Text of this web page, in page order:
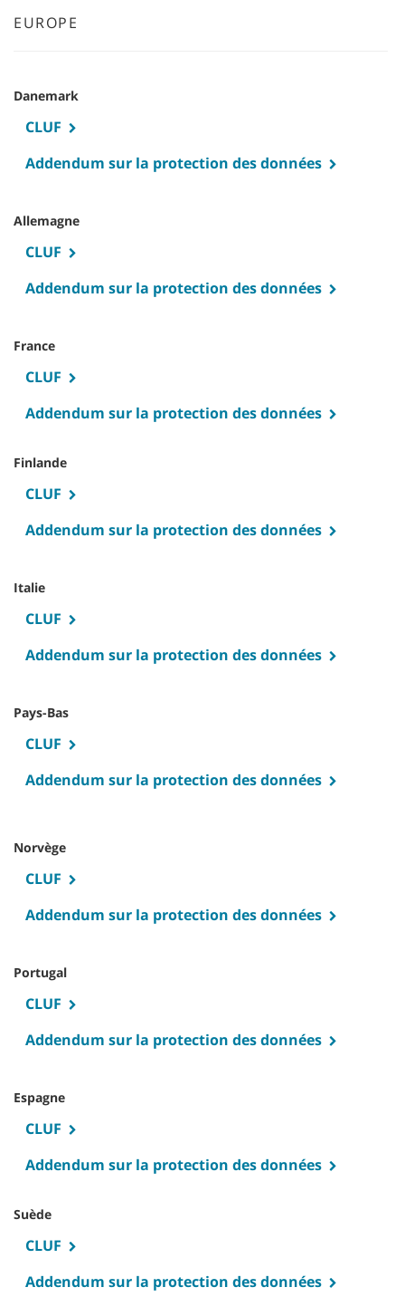
EUROPE
Danemark
CLUF
Addendum sur la protection des données
Allemagne
CLUF
Addendum sur la protection des données
France
CLUF
Addendum sur la protection des données
Finlande
CLUF
Addendum sur la protection des données
Italie
CLUF
Addendum sur la protection des données
Pays-Bas
CLUF
Addendum sur la protection des données
Norvège
CLUF
Addendum sur la protection des données
Portugal
CLUF
Addendum sur la protection des données
Espagne
CLUF
Addendum sur la protection des données
Suède
CLUF
Addendum sur la protection des données